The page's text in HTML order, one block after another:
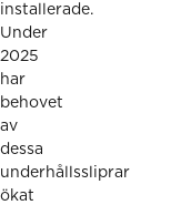
installerade.
Under
2025
har
behovet
av
dessa
underhållssliprar
ökat